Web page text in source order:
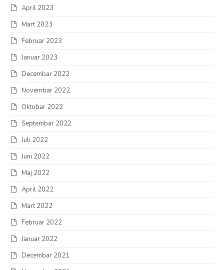
April 2023
Mart 2023
Februar 2023
Januar 2023
Decembar 2022
Novembar 2022
Oktobar 2022
Septembar 2022
Juli 2022
Juni 2022
Maj 2022
April 2022
Mart 2022
Februar 2022
Januar 2022
Decembar 2021